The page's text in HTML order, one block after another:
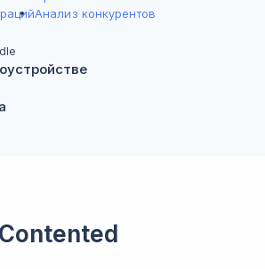
Анализ конкурентов
Contented